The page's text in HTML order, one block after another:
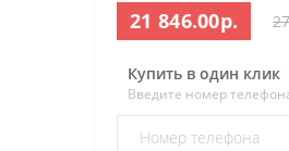
21 846.00р.
Купить в один клик
Введите номер